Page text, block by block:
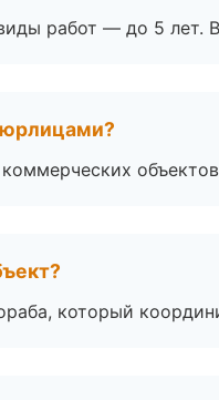
работ — до 5 лет.
юрлицами?
который